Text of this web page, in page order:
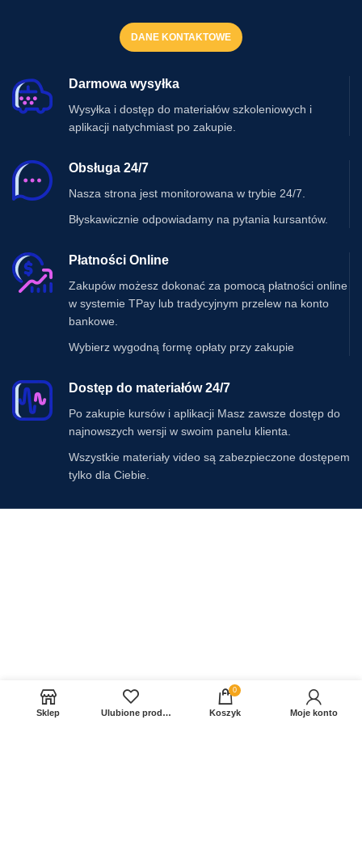
DANE KONTAKTOWE
Darmowa wysyłka
Wysyłka i dostęp do materiałów szkoleniowych i
aplikacji natychmiast po zakupie.
Obsługa 24/7
Nasza strona jest monitorowana w trybie 24/7.
Błyskawicznie odpowiadamy na pytania kursantów.
Płatności Online
Zakupów możesz dokonać za pomocą płatności online
w systemie TPay lub tradycyjnym przelew na konto
bankowe.
Wybierz wygodną formę opłaty przy zakupie
Dostęp do materiałów 24/7
Po zakupie kursów i aplikacji Masz zawsze dostęp do
najnowszych wersji w swoim panelu klienta.
Wszystkie materiały video są zabezpieczone dostępem
tylko dla Ciebie.
Sklep Ulubione produkty
0
Koszyk Moje konto